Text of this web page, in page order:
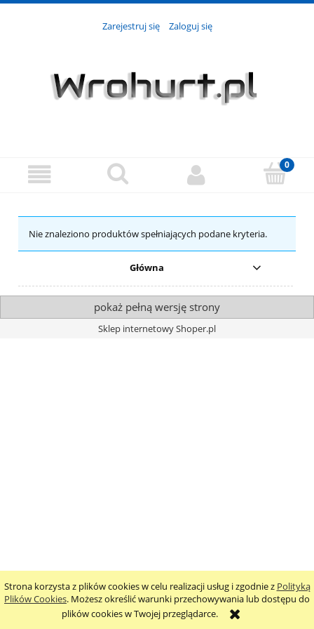
Strona korzysta z plików cookies w celu realizacji usług i zgodnie z Polityką
Plików Cookies. Możesz określić warunki przechowywania lub dostępu do
plików cookies w Twojej przeglądarce.
Zarejestruj się Zaloguj się
Nie znaleziono produktów spełniających podane kryteria.
Główna
pokaż pełną wersję strony
Sklep internetowy Shoper.pl